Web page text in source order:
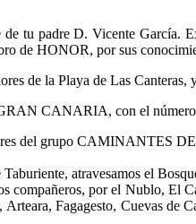
de tu padre D. Vicente
de HONOR, por sus
de la Playa de Las
CANARIA, con el número
del grupo CAMINANTES
atravesamos el
compañeros, por el Nublo, El
Fagagesto, Cuevas